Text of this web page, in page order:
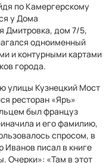
по Камергерскому
у Дома
Дмитровка, дом 7/5,
одноименный
и контурными картами
города.
улицы Кузнецкий Мост
ресторан «Яръ»
был француз
и его фамилию,
спросом, в
Иванов писал в книге
Очерки»: «Там в этот